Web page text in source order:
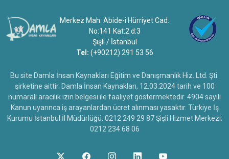
Merkez Mah. Abide-i Hürriyet Cad.
No:141 Kat:2 d:3
Şişli / İstanbul
Tel: (+90212) 291 53 56
Bu site Damla İnsan Kaynakları Eğitim ve Danışmanlık Hiz. Ltd. Şti.
şirketine aittir. Damla İnsan Kaynakları, 12.03.2024 tarih ve 100
numaralı aracılık izin belgesi ile faaliyet göstermektedir. 4904 sayılı
Kanun uyarınca iş arayanlardan ücret alınması yasaktır. Türkiye İş
Kurumu İstanbul İl Müdürlüğü: 0212 249 29 87 Şişli Hizmet Merkezi:
0212 234 68 06